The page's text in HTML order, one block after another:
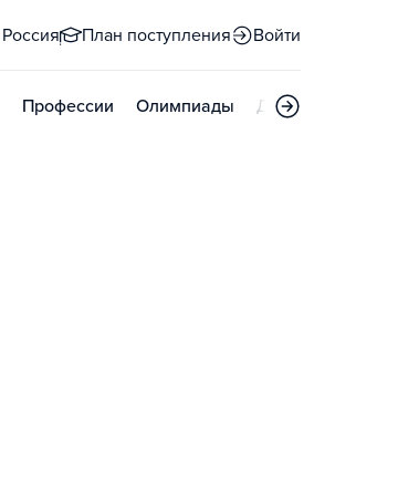
Россия План поступления Войти
Профессии Олимпиады Дни открытых